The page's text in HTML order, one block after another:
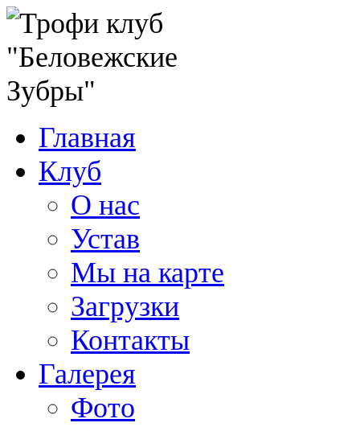
Главная
Клуб
О нас
Устав
Мы на карте
Загрузки
Контакты
Галерея
Фото